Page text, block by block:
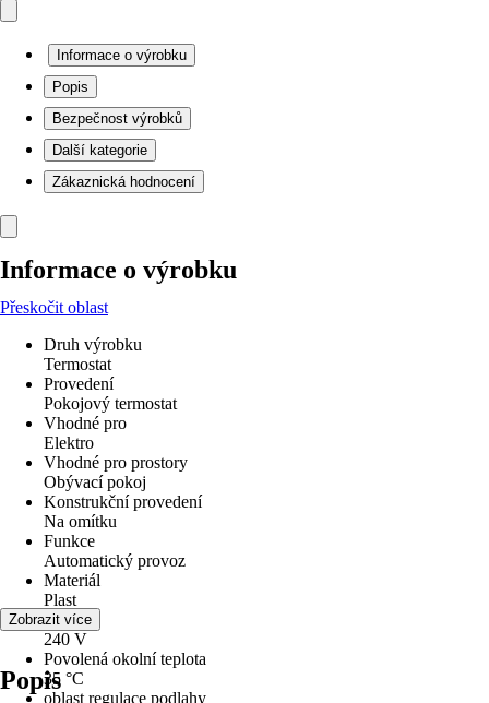
Informace o výrobku
Popis
Bezpečnost výrobků
Další kategorie
Zákaznická hodnocení
Informace o výrobku
Přeskočit oblast
Druh výrobku
Termostat
Provedení
Pokojový termostat
Vhodné pro
Elektro
Vhodné pro prostory
Obývací pokoj
Konstrukční provedení
Na omítku
Funkce
Automatický provoz
Materiál
Plast
Napětí
240 V
Povolená okolní teplota
35 °C
oblast regulace podlahy
Zobrazit více
Popis